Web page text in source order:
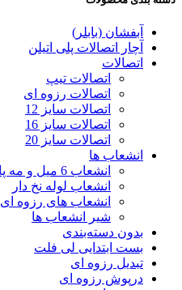
آبفشان (بابلر)
آچار اتصالات پلی اتیلن
اتصالات
اتصالات تیپ
اتصالات رزوه ای
اتصالات سایز 12
اتصالات سایز 16
اتصالات سایز 20
انشعاب ها
انشعاب 6 میل و مه پاش ها
انشعاب لوله نخ دار
انشعاب های رزوه ای
شیر انشعاب ها
بدون دسته‌بندی
بست ابتدایی لی فلت
تبدیل رزوه ای
درپوش رزوه ای